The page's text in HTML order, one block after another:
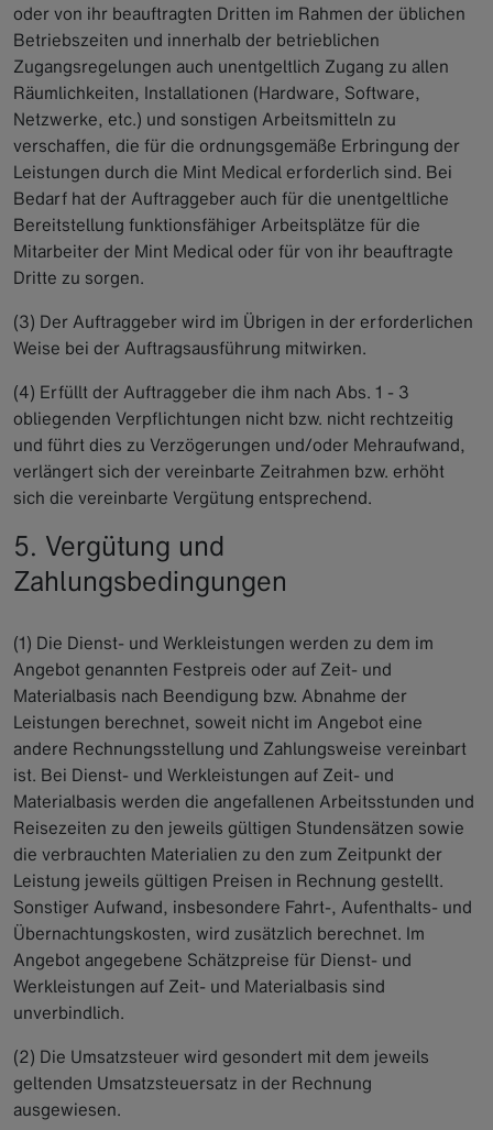
oder von ihr beauftragten Dritten im Rahmen der üblichen
Betriebszeiten und innerhalb der betrieblichen
Zugangsregelungen auch unentgeltlich Zugang zu allen
Räumlichkeiten, Installationen (Hardware, Software,
Netzwerke, etc.) und sonstigen Arbeitsmitteln zu
verschaffen, die für die ordnungsgemäße Erbringung der
Leistungen durch die Mint Medical erforderlich sind. Bei
Bedarf hat der Auftraggeber auch für die unentgeltliche
Bereitstellung funktionsfähiger Arbeitsplätze für die
Mitarbeiter der Mint Medical oder für von ihr beauftragte
Dritte zu sorgen.
(3) Der Auftraggeber wird im Übrigen in der erforderlichen
Weise bei der Auftragsausführung mitwirken.
(4) Erfüllt der Auftraggeber die ihm nach Abs. 1 - 3
obliegenden Verpflichtungen nicht bzw. nicht rechtzeitig
und führt dies zu Verzögerungen und/oder Mehraufwand,
verlängert sich der vereinbarte Zeitrahmen bzw. erhöht
sich die vereinbarte Vergütung entsprechend.
5. Vergütung und
Zahlungsbedingungen
(1) Die Dienst- und Werkleistungen werden zu dem im
Angebot genannten Festpreis oder auf Zeit- und
Materialbasis nach Beendigung bzw. Abnahme der
Leistungen berechnet, soweit nicht im Angebot eine
andere Rechnungsstellung und Zahlungsweise vereinbart
ist. Bei Dienst- und Werkleistungen auf Zeit- und
Materialbasis werden die angefallenen Arbeitsstunden und
Reisezeiten zu den jeweils gültigen Stundensätzen sowie
die verbrauchten Materialien zu den zum Zeitpunkt der
Leistung jeweils gültigen Preisen in Rechnung gestellt.
Sonstiger Aufwand, insbesondere Fahrt-, Aufenthalts- und
Übernachtungskosten, wird zusätzlich berechnet. Im
Angebot angegebene Schätzpreise für Dienst- und
Werkleistungen auf Zeit- und Materialbasis sind
unverbindlich.
(2) Die Umsatzsteuer wird gesondert mit dem jeweils
geltenden Umsatzsteuersatz in der Rechnung
ausgewiesen.